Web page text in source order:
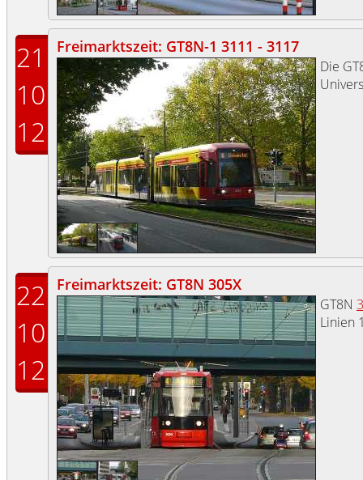
21
10
12
Freimarktszeit: GT8N-1 3111 - 3117
Die
22
10
12
Freimarktszeit: GT8N 305X
GT8N
Linien